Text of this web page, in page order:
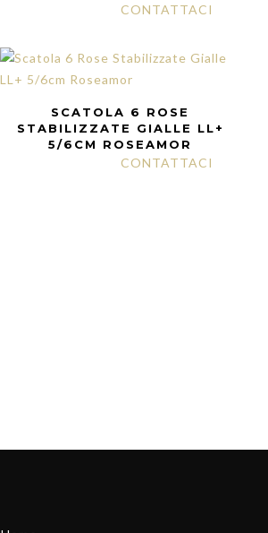
CONTATTACI
SCATOLA 6 ROSE
STABILIZZATE GIALLE LL+
5/6CM ROSEAMOR
CONTATTACI